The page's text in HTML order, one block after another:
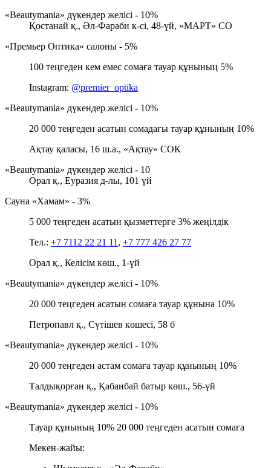
«Beautymania» дүкендер желісі - 10%
Қостанай қ., Әл-Фараби к-сі, 48-үй, «МАРТ» СО
«Премьер Оптика» салоны - 5%
100 теңгеден кем емес сомаға тауар құнының 5%
Instagram: @premier_optika
«Beautymania» дүкендер желісі - 10%
20 000 теңгеден асатын сомадағы тауар құнының 10%
Ақтау қаласы, 16 ш.а., «Ақтау» СОК
«Beautymania» дүкендер желісі - 10
Орал қ., Еуразия д-лы, 101 үй
Сауна «Хамам» - 3%
5 000 теңгеден асатын қызметтерге 3% жеңілдік
Тел.: +7 7112 22 21 11 , +7 777 426 27 77
Орал қ., Келісім көш., 1-үй
«Beautymania» дүкендер желісі - 10%
20 000 теңгеден асатын сомаға тауар құнына 10%
Петропавл қ., Сүтішев көшесі, 58 б
«Beautymania» дүкендер желісі - 10%
20 000 теңгеден астам сомаға тауар құнының 10%
Талдықорған қ., Қабанбай батыр көш., 56-үй
«Beautymania» дүкендер желісі - 10%
Тауар құнының 10% 20 000 теңгеден асатын сомаға
Мекен-жайы: